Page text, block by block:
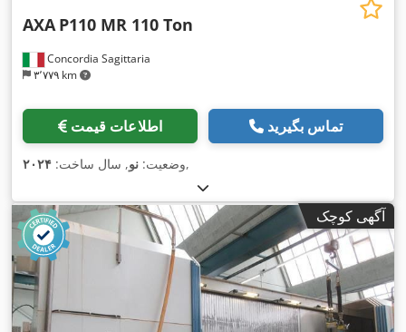
Concordia Sagittaria
۳٬۷۷۹ km
AXA P110 MR 110 Ton
اطلاعات قیمت تماس بگیرید
وضعیت: نو, سال ساخت: ۲۰۲۴ ,
آگهی کوچک